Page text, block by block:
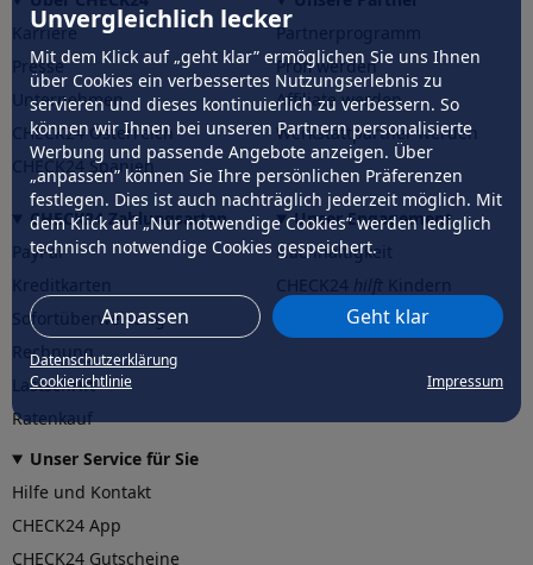
Unvergleichlich lecker
Mit dem Klick auf „geht klar” ermöglichen Sie uns Ihnen
über Cookies ein verbessertes Nutzungserlebnis zu
servieren und dieses kontinuierlich zu verbessern. So
können wir Ihnen bei unseren Partnern personalisierte
Werbung und passende Angebote anzeigen. Über
„anpassen” können Sie Ihre persönlichen Präferenzen
festlegen. Dies ist auch nachträglich jederzeit möglich. Mit
dem Klick auf „Nur notwendige Cookies” werden lediglich
technisch notwendige Cookies gespeichert.
Anpassen Geht klar
Datenschutzerklärung
Cookierichtlinie
Impressum
Karriere
Presse
Unternehmen
CHECK24 Österreich
CHECK24 Spanien
Partnerprogramm
Profi werden
Affiliate werden
Werkstattpartner werden
CHECK24 Zahlungsarten
PayPal
Sofortüberweisung
Rechnung
Lastschrift
Ratenkauf
Unser Engagement
Nachhaltigkeit
CHECK24hilftder Natur
Unser Service für Sie
Hilfe und Kontakt
CHECK24 App
CHECK24 Gutscheine